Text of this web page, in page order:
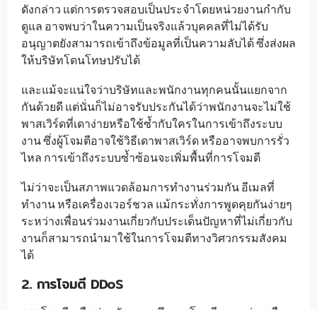
ดังกล่าว แต่การตรวจสอบเป็นประจำโดยหน่วยงานกำกับ
ดูแล อาจพบว่าในความเป็นจริงแล้วบุคคลที่ไม่ได้รับ
อนุญาตยังสามารถเข้าถึงข้อมูลที่เป็นความลับได้ ซึ่งส่งผล
ให้บริษัทโดนโทษปรับได้
และแม้จะแน่ใจว่าบริษัทและพนักงานทุกคนนั้นแยกจาก
กันด้วยดี แต่นั่นก็ไม่อาจรับประกันได้ว่าพนักงานจะไม่ใช้
พาสเวิร์ดที่เดาง่ายหรือใช้ซ้ำกับใครในการเข้าถึงระบบ
งาน ซึ่งผู้โจมตีอาจใช้วิธีเดาพาสเวิร์ด หรืออาจพบการรั่ว
ไหล การเข้าถึงระบบซ้ำซ้อนจะเพิ่มพื้นที่การโจมตี
ไม่ว่าจะเป็นสภาพแวดล้อมการทำงานร่วมกัน อีเมลที่
ทำงาน หรือเครื่องเวอร์ชวล แม้กระทั่งการพูดคุยกันง่ายๆ
ระหว่างเพื่อนร่วมงานเกี่ยวกับประเด็นปัญหาที่ไม่เกี่ยวกับ
งานก็สามารถนำมาใช้ในการโจมตีทางวิศวกรรมสังคม
ได้
2. การโจมตี DDoS